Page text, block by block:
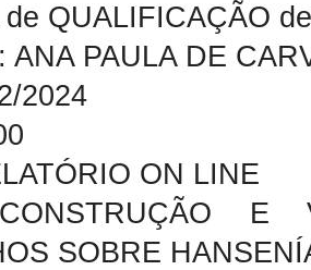
QUALIFICAÇÃO
ANA PAULA DE
2024
ON LINE
E
SOBRE